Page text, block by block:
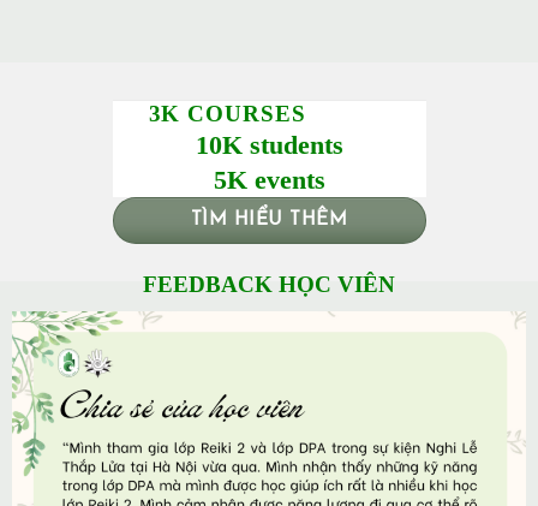
3K COURSES
10K students
5K events
TÌM HIỂU THÊM
FEEDBACK HỌC VIÊN